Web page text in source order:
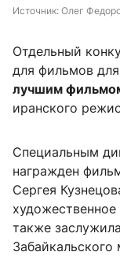
Источник: Олег
Отдельный
для фильмов
лучшим
иранского
Специальным
награжден
Сергея
также заслужила